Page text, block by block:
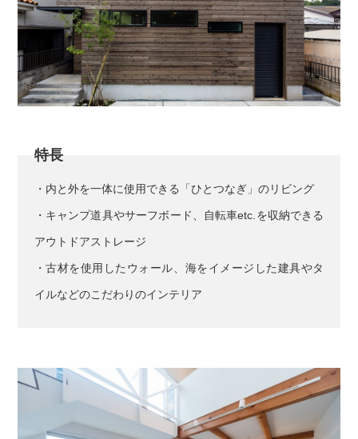
特長
・内と外を一体に使用できる「ひとつなぎ」のリビング
・キャンプ道具やサーフボード、自転車etc.を収納できる
アウトドアストレージ
・古材を使用したウォール、海をイメージした建具やタ
イルなどのこだわりのインテリア